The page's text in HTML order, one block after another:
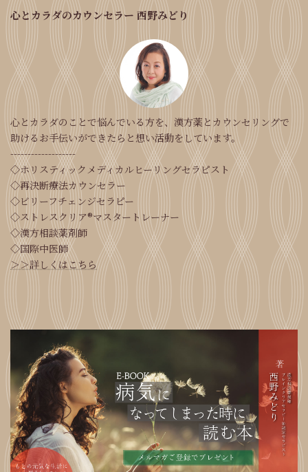
心とカラダのカウンセラー 西野みどり
心とカラダのことで悩んでいる方を、漢方薬とカウンセリングで
助けるお手伝いができたらと想い活動をしています。
-------------------
◇ホリスティックメディカルヒーリングセラピスト
◇再決断療法カウンセラー
◇ビリーフチェンジセラピー
◇ストレスクリア®マスタートレーナー
◇漢方相談薬剤師
◇国際中医師
＞＞詳しくはこちら